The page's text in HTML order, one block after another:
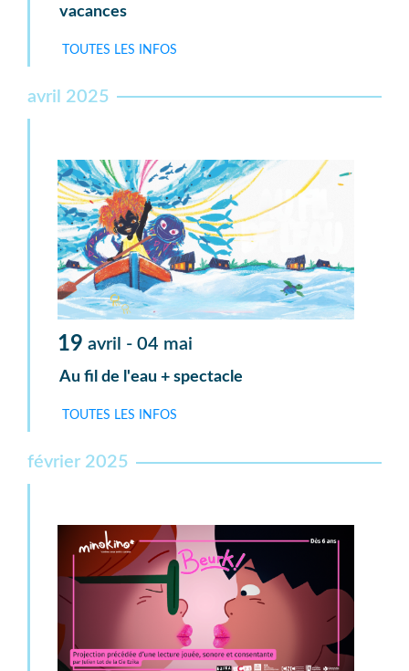
vacances
TOUTES LES INFOS
avril 2025
19 avril - 04 mai
Au fil de l'eau + spectacle
TOUTES LES INFOS
février 2025